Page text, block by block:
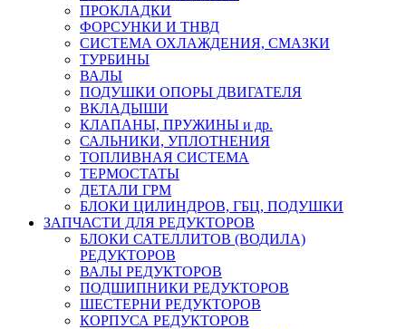
ПРОКЛАДКИ
ФОРСУНКИ И ТНВД
СИСТЕМА ОХЛАЖДЕНИЯ, СМАЗКИ
ТУРБИНЫ
ВАЛЫ
ПОДУШКИ ОПОРЫ ДВИГАТЕЛЯ
ВКЛАДЫШИ
КЛАПАНЫ, ПРУЖИНЫ и др.
САЛЬНИКИ, УПЛОТНЕНИЯ
ТОПЛИВНАЯ СИСТЕМА
ТЕРМОСТАТЫ
ДЕТАЛИ ГРМ
БЛОКИ ЦИЛИНДРОВ, ГБЦ, ПОДУШКИ
ЗАПЧАСТИ ДЛЯ РЕДУКТОРОВ
БЛОКИ САТЕЛЛИТОВ (ВОДИЛА)
РЕДУКТОРОВ
ВАЛЫ РЕДУКТОРОВ
ПОДШИПНИКИ РЕДУКТОРОВ
ШЕСТЕРНИ РЕДУКТОРОВ
КОРПУСА РЕДУКТОРОВ